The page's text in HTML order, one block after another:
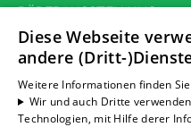
BÄDERAUSSTELLUNG
KARRIERE
UNTERNEHMEN
KONTAKT
Diese Webseite
andere (Dritt-
Weitere Informationen finden
Wir und auch Dritte
Technologien, mit Hilfe derer